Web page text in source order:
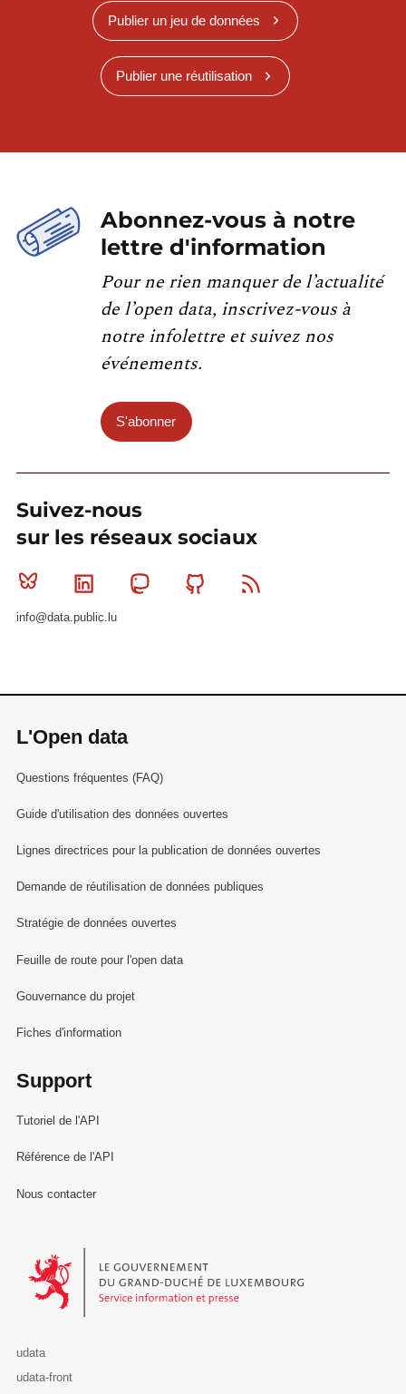
Publier un jeu de données
Publier une réutilisation
Abonnez-vous à notre
lettre d'information
Pour ne rien manquer de l’actualité
de l’open data, inscrivez-vous à
notre infolettre et suivez nos
événements.
S'abonner
Suivez-nous
sur les réseaux sociaux
Bluesky Linkedin MastodonGithub
info@data.public.lu
L'Open data
Questions fréquentes (FAQ)
Guide d'utilisation des données ouvertes
Lignes directrices pour la publication de données ouvertes
Demande de réutilisation de données publiques
Stratégie de données ouvertes
Feuille de route pour l'open data
Gouvernance du projet
Fiches d'information
Support
Tutoriel de l'API
Référence de l'API
Nous contacter
Le Gouvernement du Grand-Duché de Luxembourg - Service
udata
udata-front